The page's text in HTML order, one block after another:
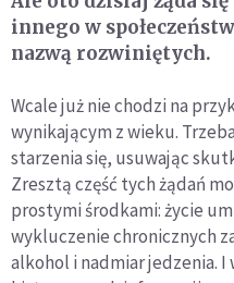
innego w
nazwą rozwiniętych.
Wcale już nie chodzi na
wynikającym z wieku.
starzenia się, usuwając
Zresztą część tych żądań
prostymi środkami: życie
wykluczenie chronicznych
alkohol i nadmiar jedzenia.